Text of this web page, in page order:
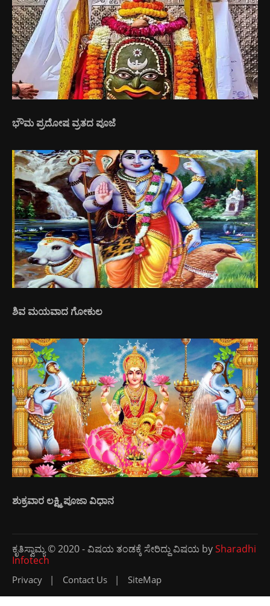
ಭೌಮ ಪ್ರದೋಷ ವ್ರತದ ಪೂಜೆ
ಶಿವ ಮಯವಾದ ಗೋಕುಲ
ಶುಕ್ರವಾರ ಲಕ್ಷ್ಮಿ ಪೂಜಾ ವಿಧಾನ
ಕೃತಿಸ್ವಾಮ್ಯ © 2020 - ವಿಷಯ ತಂಡಕ್ಕೆ ಸೇರಿದ್ದು ವಿಷಯ bySharadhi
Infotech
Privacy Contact Us SiteMap